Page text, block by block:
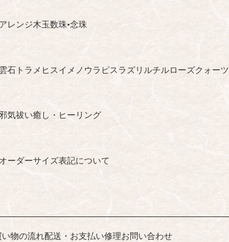
アレンジ木玉数珠•念珠
石 トラメ ヒスイ メノウ ラピスラズリ ルチルローズクォーツ
気祓い癒し・ヒーリング
ーダーサイズ表記について
い物の流れ配送・お支払い修理お問い合わせ